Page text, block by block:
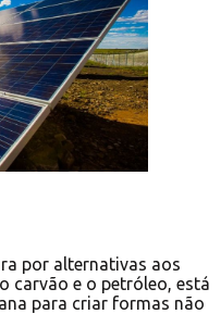
por alternativas aos
carvão e o petróleo, está
para criar formas não